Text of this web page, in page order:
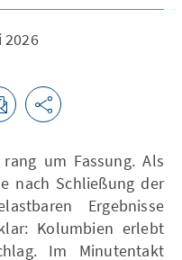
2026
um Fassung. Als
nach Schließung der
Ergebnisse
Kolumbien erlebt
Im Minutentakt